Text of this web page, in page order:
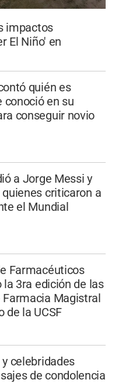
impactos
El Niño' en
quién es
conoció en su
conseguir novio
a Jorge Messi y
criticaron a
el Mundial
Farmacéuticos
la 3ra edición de las
Farmacia Magistral
de la UCSF
celebridades
de condolencia